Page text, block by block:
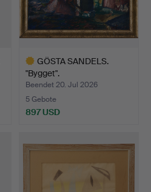
GÖSTA SANDELS.
"Bygget".
Beendet 20. Jul 2026
5 Gebote
897 USD
Objekt